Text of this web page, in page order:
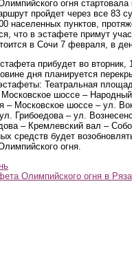
огня
пройдет через все 83
населенных пунктов,
что в эстафете примут
в Сочи 7 февраля, в
прибудет во вторник,
дня планируется
Театральная
Московское шоссе –
– Московское шоссе – ул.
Грибоедова – ул.
– Кремлевский вал –
средств будет
огня.
Олимпийского огня в